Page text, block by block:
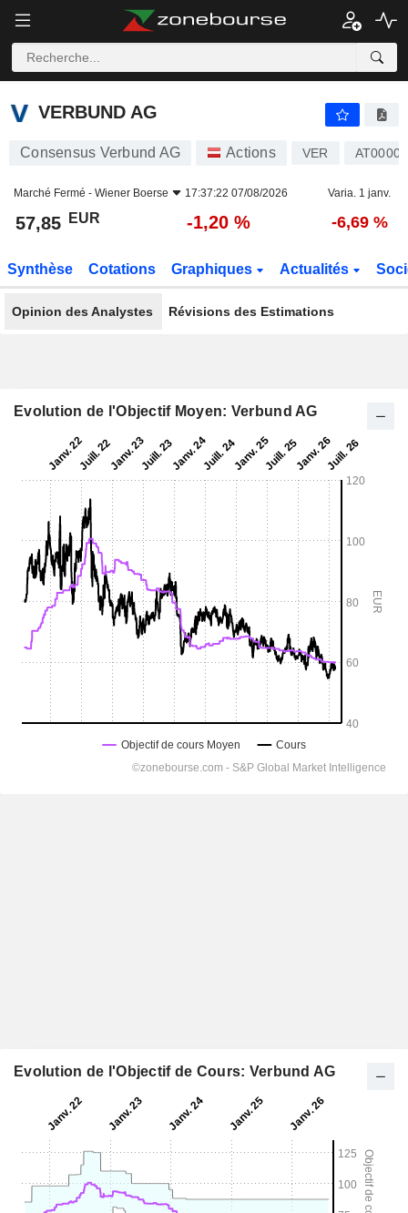
VERBUND AG
VERBUND AG
Consensus Verbund AG Actions VER
Marché Fermé - Wiener Boerse 17:37:22 07/08/2026 Varia. 1 janv.
57,85 EUR -1,20 % -6,69 %
Synthèse Cotations Graphiques Actualités
Opinion des Analystes Révisions des Estimations
Evolution de l'Objectif Moyen: Verbund AG
Evolution de l'Objectif de Cours: Verbund AG